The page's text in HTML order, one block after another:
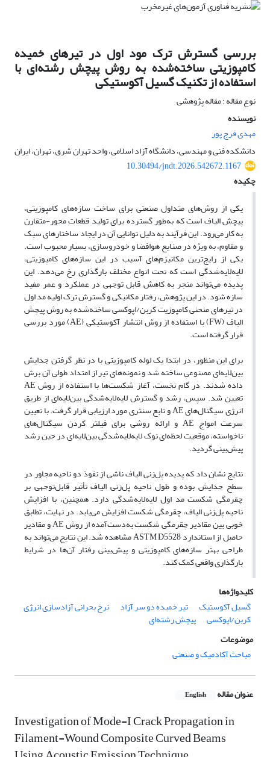
بررسی گسترش ترک مود اول در تیرهای خمیده
کامپوزیتی ساخته‌شده به روش پیچش رشته‌ای با
استفاده از تکنیک گسیل آکوستیکی
نوع مقاله : مقاله پژوهشی
نویسنده
مهدی فرج پور
دانشکده فنی و مهندسی، دانشگاه آزاد اسلامی، واحد تهران شرق، تهران، ایران
10.30494/jndt.2026.542672.1167
چکیده
یکی از روش‌های متداول صنعتی برای ساخت سازه‌های کامپوزیتی،
پیچش الیاف است که به‌طور گسترده برای تولید قطعات محور-متقارن
به کار می‌رود. این فرآیند به دلیل توانایی آن در ایجاد ساختارهای سبک
و مقاوم، به ویژه در صنایع هوافضا و خودروسازی، بسیار محبوب است.
یکی از رایج‌ترین مکانیزم‌های آسیب در این سازه‌های کامپوزیتی،
لایه‌لایه‌شدگی است که تحت انواع مختلف بارگذاری رخ می‌دهد. این
پدیده می‌تواند منجر به کاهش قابل توجهی در عملکرد و عمر مفید
سازه شود. در این پژوهش، رفتار مکانیکی و گسترش ترک اولیه مد اول
در تیرهای منحنی کامپوزیت کربن/اپوکسی ساخته‌شده به روش پیچش
الیاف (FW) با استفاده از روش انتشار آکوستیکی (AE) مورد بررسی
قرار گرفته است.
برای این منظور، در ابتدا یک لوله کامپوزیتی با در نظر گرفتن جدایش
بین‌لایه‌ای مصنوعی ساخته شد و نمونه‌های تیر از امتداد طولی آن برش
داده شدند. در گام نخست، آغاز شکست‌ها با استفاده از روش AE
تعیین شد. سپس، رشد و گسترش لایه‌لایه‌شدگی بین‌لایه‌ای از طریق
انرژی سیگنال‌های AE و تابع سنتری مورد ارزیابی قرار گرفت. با تعیین
سرعت امواج AE و ارائه روشی برای فیلتر کردن سیگنال‌های
ناخواسته، موقعیت لحظه‌ای نوک لایه‌لایه‌شدگی بین‌لایه‌ای در حین رشد
پیش‌بینی گردید.
نتایج نشان داد که پدیده پل‌زنی الیاف ناشی از نفوذ دو ناحیه مجاور در
سطح جدایش بوده و طول ناحیه پل‌زنی الیاف تأثیر قابل‌توجهی بر
چقرمگی شکست مد اول لایه‌لایه‌شدگی دارد. همچنین، با افزایش
ناحیه پل‌زنی الیاف، چقرمگی شکست افزایش می‌یابد. در نهایت، تطابق
خوبی بین مقادیر چقرمگی شکست به‌دست‌آمده از روش AE و مقادیر
حاصل از استاندارد ASTM D5528 مشاهده شد. این نتایج می‌تواند به
طراحی بهتر سازه‌های کامپوزیتی و پیش‌بینی رفتار آن‌ها در شرایط
بارگذاری واقعی کمک کند.
کلیدواژه‌ها
گسیل آکوستیک
تیر خمیده دو سر آزاد نرخ بحرانی آزادسازی انرژی
کربن/اپوکسی
پیچش رشته‌ای
موضوعات
مباحث آکادمیک و صنعتی
عنوان مقاله English
Investigation of Mode-I Crack Propagation in
Filament-Wound Composite Curved Beams